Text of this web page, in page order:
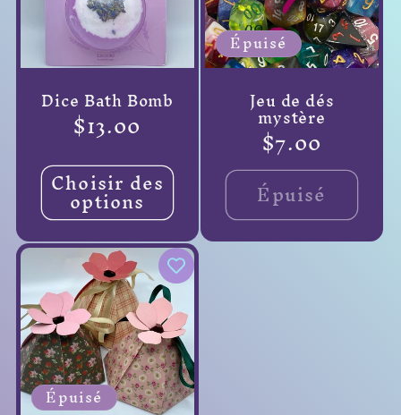
Dice Bath Bomb
Prix
habituel
$13.00
Choisir des
options
Épuisé
Jeu de dés
mystère
Prix
habituel
$7.00
Épuisé
Épuisé